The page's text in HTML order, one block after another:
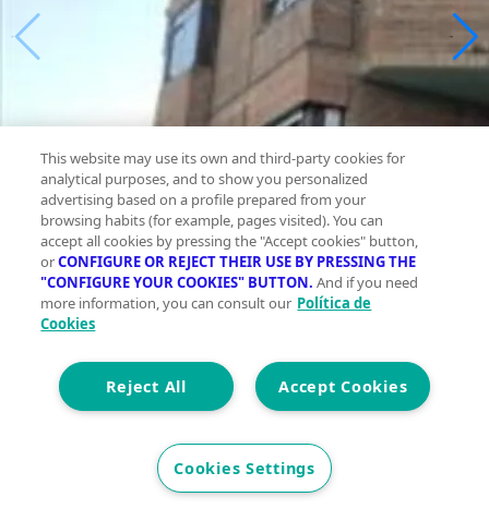
This website may use its own and third-party cookies for
analytical purposes, and to show you personalized
advertising based on a profile prepared from your
browsing habits (for example, pages visited). You can
accept all cookies by pressing the "Accept cookies" button,
orCONFIGURE OR REJECT THEIR USE BY PRESSING THE
"CONFIGURE YOUR COOKIES" BUTTON. And if you need
more information, you can consult our Política de
Cookies
Accept Cookies
Reject All
Cookies Settings